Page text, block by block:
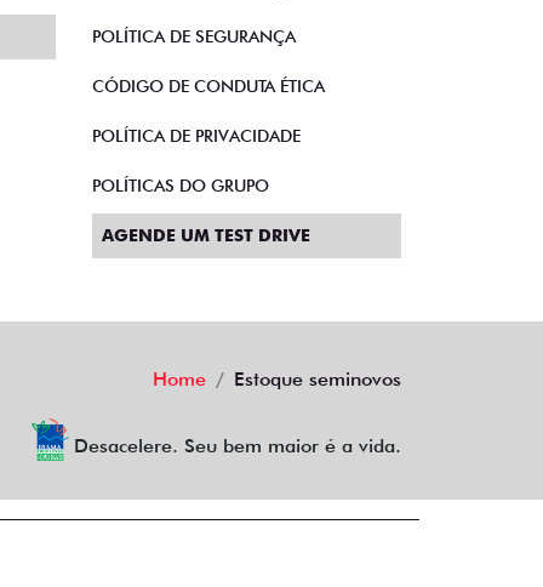
POLÍTICA DE SEGURANÇA
CÓDIGO DE CONDUTA ÉTICA
POLÍTICA DE PRIVACIDADE
POLÍTICAS DO GRUPO
AGENDE UM TEST DRIVE
Home Estoque seminovos
Desacelere. Seu bem maior é a vida.